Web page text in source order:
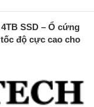
SSD – Ổ cứng
độ cực cao cho